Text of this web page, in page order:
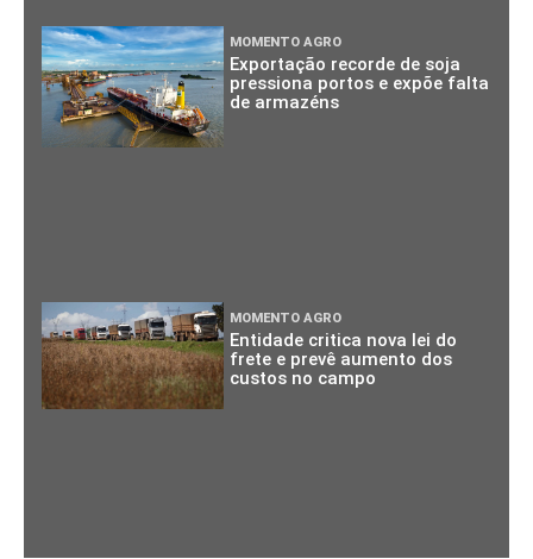
MOMENTO AGRO
Exportação recorde de soja
pressiona portos e expõe falta
de armazéns
MOMENTO AGRO
Entidade critica nova lei do
frete e prevê aumento dos
custos no campo